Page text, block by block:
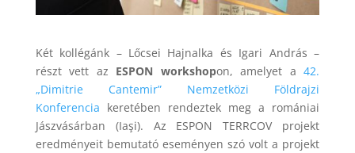
Két kollégánk – Lőcsei Hajnalka és Igari András –
részt vett az ESPON workshopon, amelyet a42.
„Dimitrie Cantemir” Nemzetközi Földrajzi
Konferencia keretében rendeztek meg a romániai
Jászvásárban (Iaşi). Az ESPON TERRCOV projekt
eredményeit bemutató eseményen szó volt a projekt